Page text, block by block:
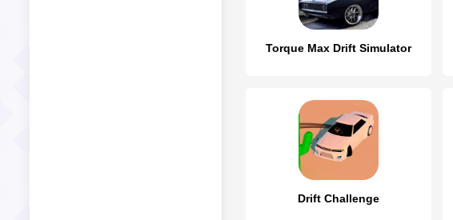
Torque Max Drift Simulator
Drift Challenge